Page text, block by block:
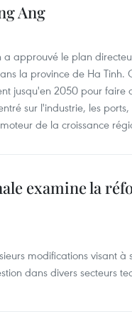
Ang
a approuvé le plan
la province de Ha Tinh.
jusqu'en 2050 pour faire
sur l'industrie, les
de la croissance
examine la
modifications visant à
dans divers secteurs